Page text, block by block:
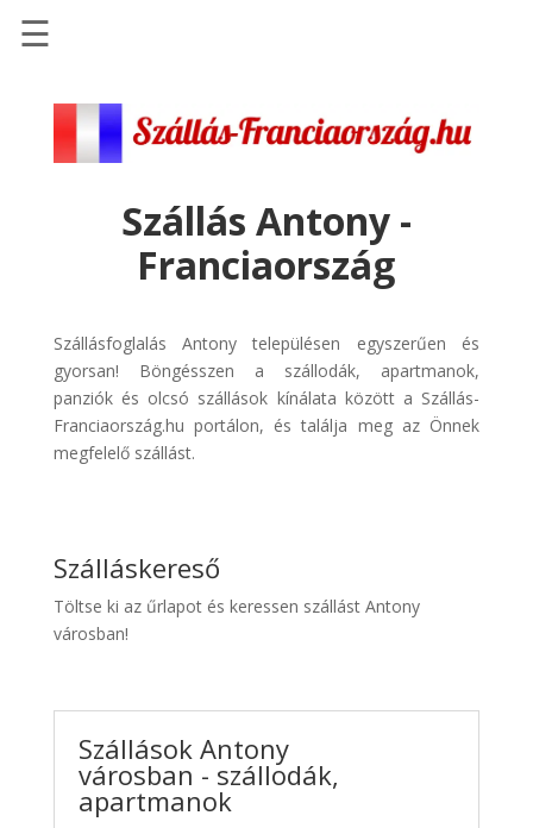
Szállások
Repülőjegy
pénzvisszatérítéssel
Discover
Cars
Transzfer
☰
Szállás Antony -
Franciaország
Szállásfoglalás Antony településen egyszerűen és
gyorsan! Böngésszen a szállodák, apartmanok,
panziók és olcsó szállások kínálata között a Szállás-
Franciaország.hu portálon, és találja meg az Önnek
megfelelő szállást.
Szálláskereső
Töltse ki az űrlapot és keressen szállást Antony
városban!
Szállások Antony
városban - szállodák,
apartmanok